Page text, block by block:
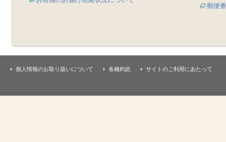
郵便
個人情報のお取り扱いについて 各種約款 サイトのご利用にあたって